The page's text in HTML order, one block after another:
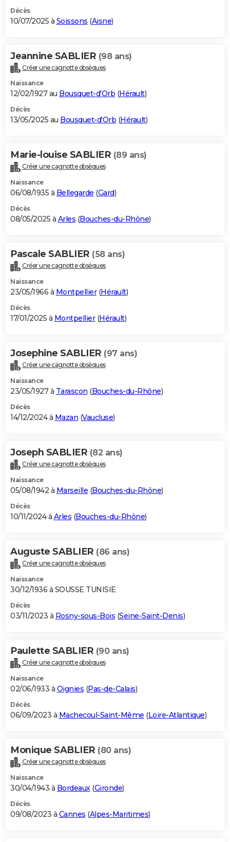
Décès
10/07/2025 à Soissons (Aisne)
Jeannine SABLIER (98 ans)
Créer une cagnotte obsèques
Naissance
12/02/1927 au Bousquet-d'Orb (Hérault)
Décès
13/05/2025 au Bousquet-d'Orb (Hérault)
Marie-louise SABLIER (89 ans)
Créer une cagnotte obsèques
Naissance
06/08/1935 à Bellegarde (Gard)
Décès
08/05/2025 à Arles (Bouches-du-Rhône)
Pascale SABLIER (58 ans)
Créer une cagnotte obsèques
Naissance
23/05/1966 à Montpellier(Hérault)
Décès
17/01/2025 à Montpellier(Hérault)
Josephine SABLIER (97 ans)
Créer une cagnotte obsèques
Naissance
23/05/1927 à Tarascon (Bouches-du-Rhône)
Décès
14/12/2024 à Mazan (Vaucluse)
Joseph SABLIER (82 ans)
Créer une cagnotte obsèques
Naissance
05/08/1942 à Marseille (Bouches-du-Rhône)
Décès
10/11/2024 à Arles (Bouches-du-Rhône)
Auguste SABLIER (86 ans)
Créer une cagnotte obsèques
Naissance
30/12/1936 à SOUSSE TUNISIE
Décès
03/11/2023 à Rosny-sous-Bois (Seine-Saint-Denis)
Paulette SABLIER (90 ans)
Créer une cagnotte obsèques
Naissance
02/06/1933 à Oignies (Pas-de-Calais)
Décès
06/09/2023 à Machecoul-Saint-Même (Loire-Atlantique)
Monique SABLIER (80 ans)
Créer une cagnotte obsèques
Naissance
30/04/1943 à Bordeaux(Gironde)
Décès
09/08/2023 à Cannes (Alpes-Maritimes)